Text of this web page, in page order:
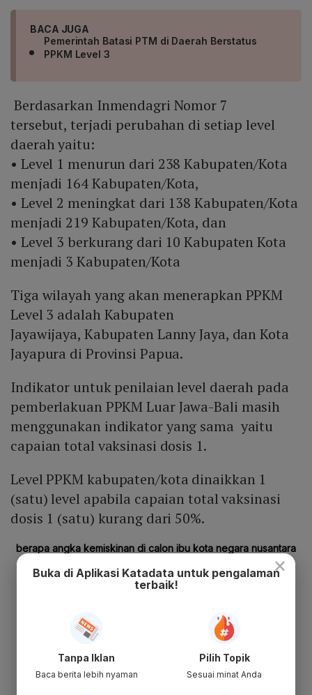
BACA JUGA
Pemerintah Batasi PTM di Daerah Berstatus
PPKM Level 3
Berdasarkan Inmendagri Nomor 7
tersebut, terjadi perubahan di setiap level
daerah yaitu:
• Level 1 menurun dari 238 Kabupaten/Kota
menjadi 164 Kabupaten/Kota,
• Level 2 meningkat dari 138 Kabupaten/Kota
menjadi 219 Kabupaten/Kota, dan
• Level 3 berkurang dari 10 Kabupaten Kota
menjadi 3 Kabupaten/Kota
Tiga wilayah yang akan menerapkan PPKM
Level 3 adalah Kabupaten
Jayawijaya, Kabupaten Lanny Jaya, dan Kota
Jayapura di Provinsi Papua.
Indikator untuk penilaian level daerah pada
pemberlakuan PPKM Luar Jawa-Bali masih
menggunakan indikator yang sama yaitu
capaian total vaksinasi dosis 1.
Level PPKM kabupaten/kota dinaikkan 1
(satu) level apabila capaian total vaksinasi
dosis 1 (satu) kurang dari 50%.
×
Buka di Aplikasi Katadata untuk pengalaman
terbaik!
Tanpa Iklan
Baca berita lebih nyaman
Pilih Topik
Sesuai minat Anda